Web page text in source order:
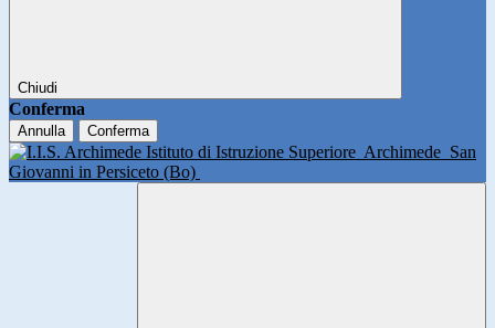
Chiudi
Conferma
Annulla Conferma
Istituto di Istruzione Superiore Archimede San
Giovanni in Persiceto (Bo)